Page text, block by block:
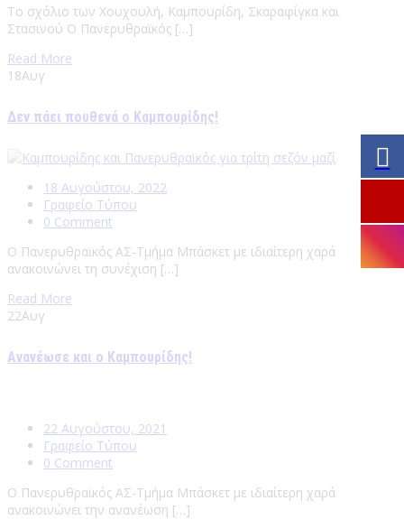
Το σχόλιο των Χουχουλή, Καμπουρίδη, Σκαραφίγκα και
Στασινού Ο Πανερυθραϊκός […]
Read More
18Αυγ
Δεν πάει πουθενά ο Καμπουρίδης!
18 Αυγούστου, 2022
Γραφείο Τύπου
0 Comment
Ο Πανερυθραϊκός ΑΣ-Τμήμα Μπάσκετ με ιδιαίτερη χαρά
ανακοινώνει τη συνέχιση […]
Read More
22Αυγ
Ανανέωσε και ο Καμπουρίδης!
22 Αυγούστου, 2021
Γραφείο Τύπου
0 Comment
Ο Πανερυθραϊκός ΑΣ-Τμήμα Μπάσκετ με ιδιαίτερη χαρά
ανακοινώνει την ανανέωση […]